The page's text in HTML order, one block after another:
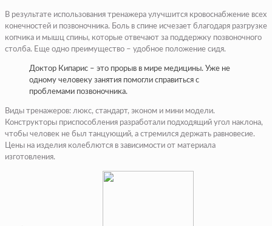
В результате использования тренажера улучшится кровоснабжение всех
конечностей и позвоночника. Боль в спине исчезает благодаря разгрузке
копчика и мышц спины, которые отвечают за поддержку позвоночного
столба. Еще одно преимущество – удобное положение сидя.
Доктор Кипарис – это прорыв в мире медицины. Уже не
одному человеку занятия помогли справиться с
проблемами позвоночника.
Виды тренажеров: люкс, стандарт, эконом и мини модели.
Конструкторы приспособления разработали подходящий угол наклона,
чтобы человек не был танцующий, а стремился держать равновесие.
Цены на изделия колеблются в зависимости от материала
изготовления.